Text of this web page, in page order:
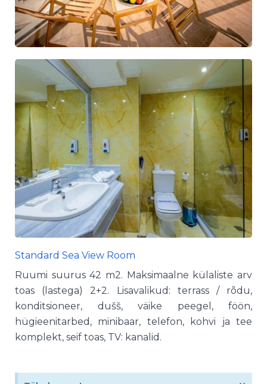
Standard Sea View Room
Ruumi suurus 42 m2. Maksimaalne külaliste arv
toas (lastega) 2+2. Lisavalikud: terrass / rõdu,
konditsioneer, dušš, väike peegel, föön,
hügieenitarbed, minibaar, telefon, kohvi ja tee
komplekt, seif toas, TV: kanalid.